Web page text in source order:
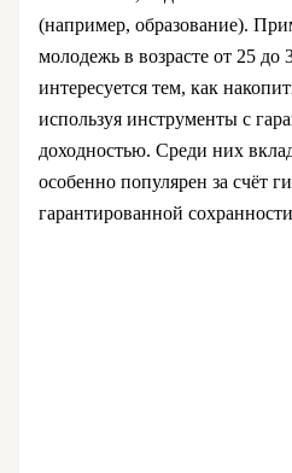
(например, образование).
молодежь в возрасте от 25 до
интересуется тем, как
используя инструменты с
доходностью. Среди них
особенно популярен за счёт
гарантированной